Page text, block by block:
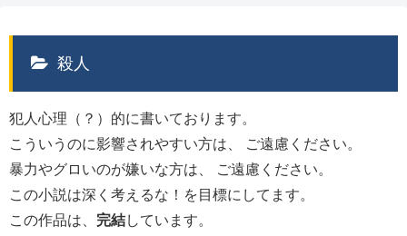
殺人
犯人心理（？）的に書いております。
こういうのに影響されやすい方は、 ご遠慮ください。
暴力やグロいのが嫌いな方は、 ご遠慮ください。
この小説は深く考えるな！を目標にしてます。
この作品は、 完結しています。